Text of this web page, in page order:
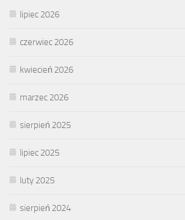
lipiec 2026
czerwiec 2026
kwiecień 2026
marzec 2026
sierpień 2025
lipiec 2025
luty 2025
sierpień 2024